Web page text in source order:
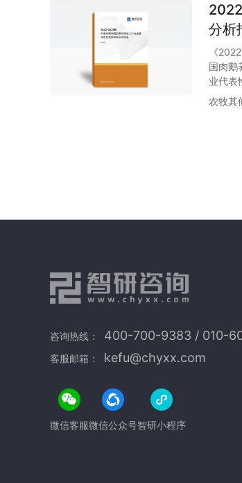
分析
《
国肉鹅
业代表
农牧其
咨询热线： 400-700-9383 / 010-
客服邮箱： kefu@chyxx.com
微信客服微信公众号智研小程序